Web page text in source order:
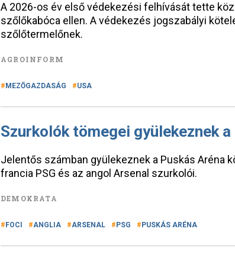
A 2026-os év első védekezési felhívását tette
szőlőkabóca ellen. A védekezés jogszabályi
szőlőtermelőnek.
AGROINFORM
MEZŐGAZDASÁG USA
Szurkolók tömegei gyülekeznek
Jelentős számban gyülekeznek a Puskás Aréna
francia PSG és az angol Arsenal szurkolói.
DEMOKRATA
FOCI ANGLIA ARSENAL PSG PUSKÁS ARÉNA